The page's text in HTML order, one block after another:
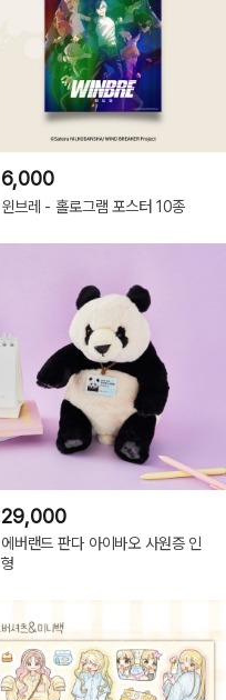
6,000
윈브레 - 홀로그램 포스터 10종
29,000
에버랜드 판다 아이바오 사원증 인
형